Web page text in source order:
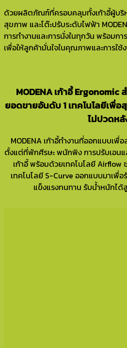
ด้วยผลิตภัณฑ์ที่ครอบคลุมทั้งเก้าอี้ผู้บริห
สุขภาพ และโต๊ะปรับระดับไฟฟ้า
การทำงานและการนั่งในทุกวัน พร้อมก
เพื่อให้ลูกค้ามั่นใจในคุณภาพและการใช้ง
MODENA เก้าอี้ Ergonomic
ยอดขายอันดับ 1 เทคโนโลยีเพื่
ไม่ปวดหลั
MODENA เก้าอี้ทำงานที่ออกแบบเพื่
ตั้งแต่ที่พักศีรษะ พนักพิง การปรับเอนแ
เก้าอี้ พร้อมด้วยเทคโนโลยี Airflow
เทคโนโลยี S-Curve ออกแบบมาเพื่อ
แข็งแรงทนทาน รับน้ำหนักได้